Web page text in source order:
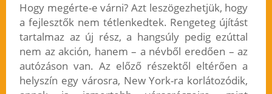
Hogy megérte-e várni? Azt leszögezhetjük, hogy
a fejlesztők nem tétlenkedtek. Rengeteg újítást
tartalmaz az új rész, a hangsúly pedig ezúttal
nem az akción, hanem – a névből eredően – az
autózáson van. Az előző részektől eltérően a
helyszín egy városra, New York-ra korlátozódik,